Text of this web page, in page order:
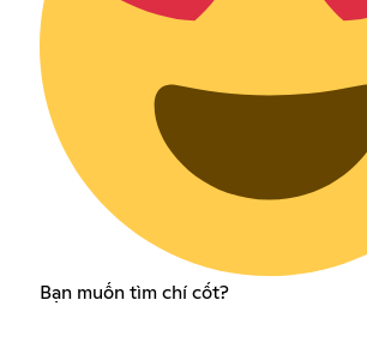
Bạn muốn tìm chí cốt?